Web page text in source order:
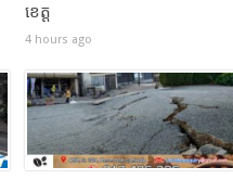
ខេត្ត
4 hours ago